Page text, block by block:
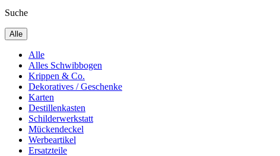
Suche
Alle
Alle
Alles Schwibbogen
Krippen & Co.
Dekoratives / Geschenke
Karten
Destillenkasten
Schilderwerkstatt
Mückendeckel
Werbeartikel
Ersatzteile